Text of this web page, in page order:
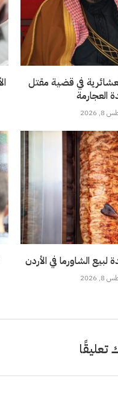
في قضية مقتل
العجارمة
2026
لبيع الشاورما في الأردن
2026
تعليقًا